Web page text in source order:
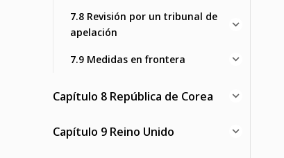
7.8 Revisión por un tribunal de
apelación
7.9 Medidas en frontera
Capítulo 8 República de Corea
Capítulo 9 Reino Unido